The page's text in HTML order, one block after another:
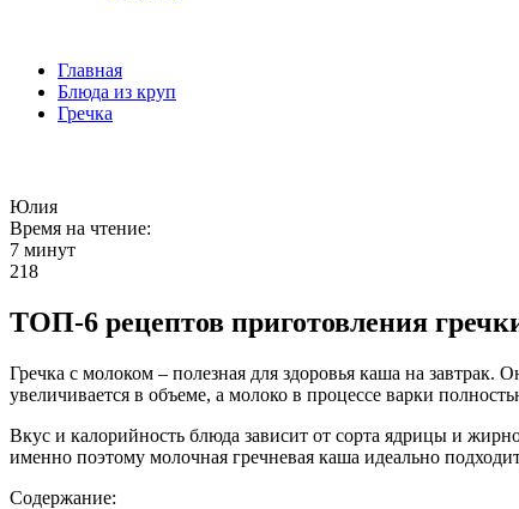
Главная
Блюда из круп
Гречка
Юлия
Время на чтение:
7 минут
218
ТОП-6 рецептов приготовления
Гречка с молоком – полезная для здоровья каша на
увеличивается в объеме, а молоко в процессе варки
Вкус и калорийность блюда зависит от сорта ядрицы и
именно поэтому молочная гречневая каша идеально
Содержание: